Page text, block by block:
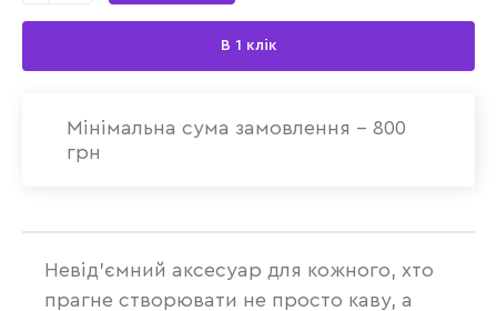
В 1 клік
Мінімальна сума замовлення - 800
грн
Невід’ємний аксесуар для кожного, хто
прагне створювати не просто каву, а